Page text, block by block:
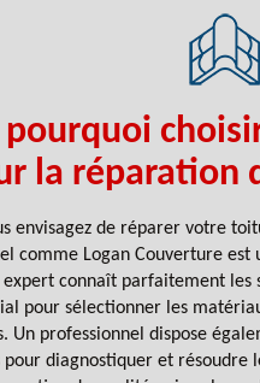
pourquoi
la réparation
envisagez de réparer votre
comme Logan Couverture est
connaît parfaitement les
pour sélectionner les
Un professionnel dispose
pour diagnostiquer et résoudre